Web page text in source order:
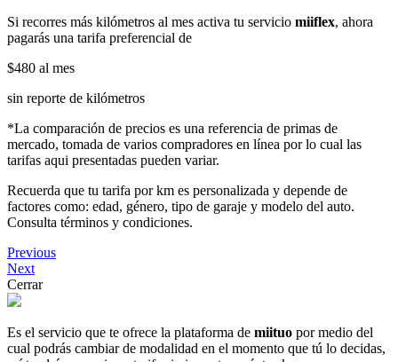
Si recorres más kilómetros al mes activa tu servicio miiflex, ahora
pagarás una tarifa preferencial de
$480 al mes
sin reporte de kilómetros
*La comparación de precios es una referencia de primas de
mercado, tomada de varios compradores en línea por lo cual las
tarifas aqui presentadas pueden variar.
Recuerda que tu tarifa por km es personalizada y depende de
factores como: edad, género, tipo de garaje y modelo del auto.
Consulta términos y condiciones.
Previous
Next
Cerrar
Es el servicio que te ofrece la plataforma de miituo por medio del
cual podrás cambiar de modalidad en el momento que tú lo decidas,